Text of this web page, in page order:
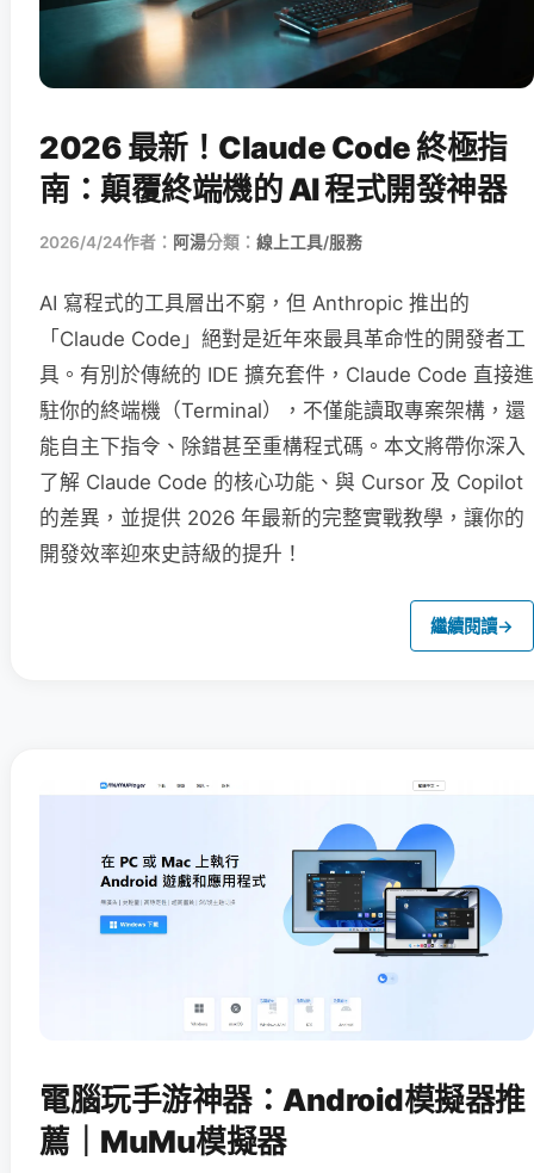
2026 最新！Claude Code 終極指
南：顛覆終端機的 AI 程式開發神器
2026/4/24作者： 阿湯分類： 線上工具/服務
AI 寫程式的工具層出不窮，但 Anthropic 推出的
「Claude Code」絕對是近年來最具革命性的開發者工
具。有別於傳統的 IDE 擴充套件，Claude Code 直接進
駐你的終端機（Terminal），不僅能讀取專案架構，還
能自主下指令、除錯甚至重構程式碼。本文將帶你深入
了解 Claude Code 的核心功能、與 Cursor 及 Copilot
的差異，並提供 2026 年最新的完整實戰教學，讓你的
開發效率迎來史詩級的提升！
繼續閱讀→
電腦玩手游神器：Android模擬器推
薦｜MuMu模擬器